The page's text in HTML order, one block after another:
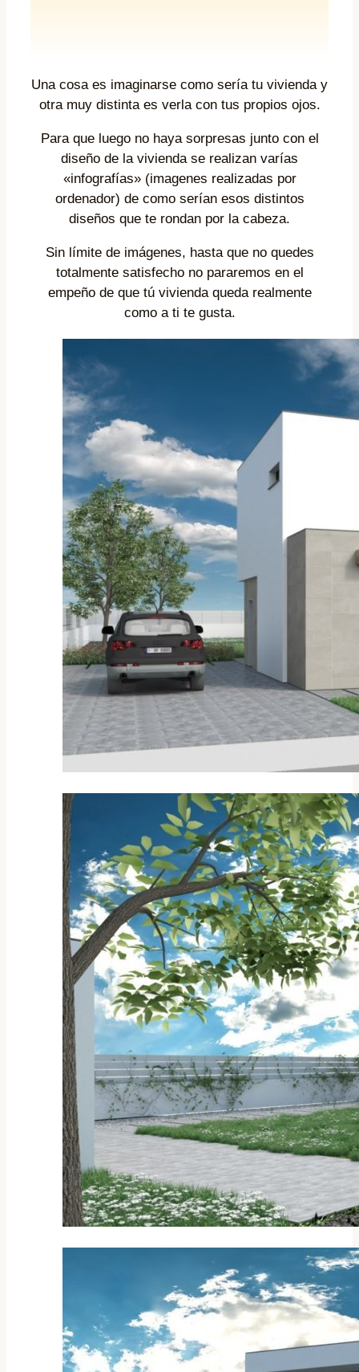
Una cosa es imaginarse como sería tu vivienda y
otra muy distinta es verla con tus propios ojos.
Para que luego no haya sorpresas junto con el
diseño de la vivienda se realizan varías
«infografías» (imagenes realizadas por
ordenador) de como serían esos distintos
diseños que te rondan por la cabeza.
Sin límite de imágenes, hasta que no quedes
totalmente satisfecho no pararemos en el
empeño de que tú vivienda queda realmente
como a ti te gusta.